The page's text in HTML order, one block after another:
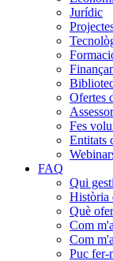
Jurídic
Ofertes
Fes
Entitats
FAQ
Qui
Història
Què
Com
Com
Puc fer-